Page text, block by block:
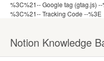
%3C%21-- Google tag (gtag.js)
%3C%21-- Tracking Code --%3E
Notion Knowledge